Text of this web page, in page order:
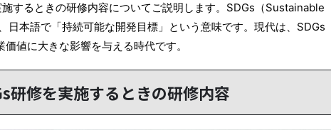
するときの研修内容についてご説明します。SDGs（Sustainable
本語で「持続可能な開発目標」という意味です。現代は、SDGs
値に大きな影響を与える時代です。
研修を実施するときの研修内容